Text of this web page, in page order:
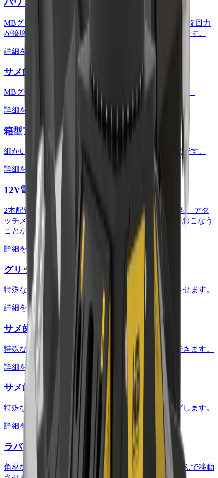
パワフル旋回
MBグラップルの上部に取り付けます。グラップルの旋回力
が倍増し、重いものでも楽に移動させることができます。
詳細を見る
サメ歯型先端刃
MBグラップルの標準エッジと交換して使用できます。
詳細を見る
箱型アームプレート
細かいものをきっちりすくって移動させるのに最適です。
詳細を見る
12V電気系キット
2本配管(共用配管/往復配管)仕様の油圧ショベルでも、アタ
ッチメントを360°回転させて効率よく正確に作業をおこなう
ことが可能です。
詳細を見る
グリップ型先端刃
特殊な形のものや重量物をしっかりと掴んで移動させます。
詳細を見る
サメ歯サイドカバー
特殊な形状のものでも、しっかりとすくって移動できます。
詳細を見る
サメ歯サイドグリップ
特殊な形状のものの取り扱い時でも把持力がアップします。
詳細を見る
ラバーグリップ型先端刃
角材などのまっすぐな物や取り扱いにくい資材を掴んで移動